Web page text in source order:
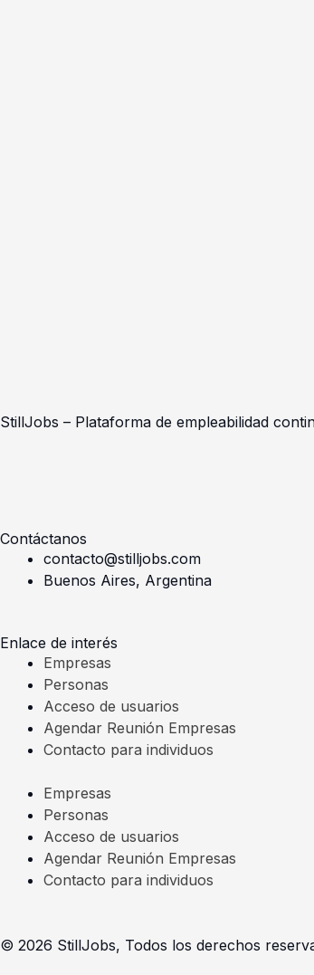
StillJobs – Plataforma de empleabilidad
i
n
e
d
i
n
-
i
n
n
s
a
g
r
a
m
Contáctanos
contacto@stilljobs.com
Buenos Aires, Argentina
Enlace de interés
Empresas
Personas
Acceso de usuarios
Agendar Reunión Empresas
Contacto para individuos
Empresas
Personas
Acceso de usuarios
Agendar Reunión Empresas
Contacto para individuos
© 2026 StillJobs, Todos los derechos